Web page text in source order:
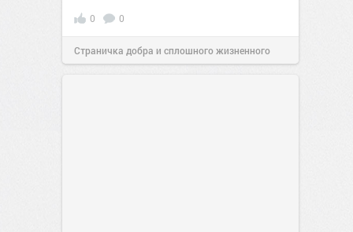
0 0
Страничка добра и сплошного жизненного